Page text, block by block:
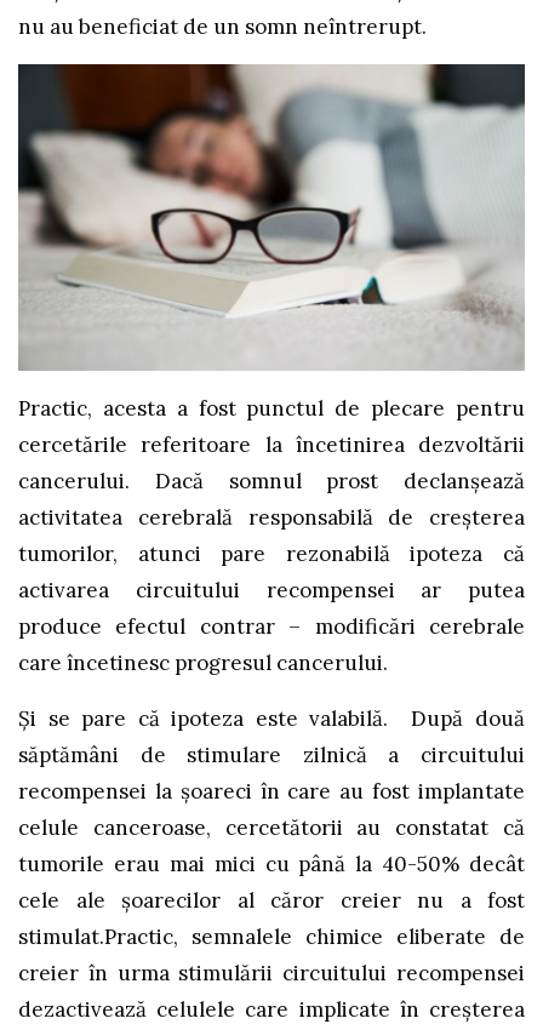
nu au beneficiat de un somn neîntrerupt.
Practic, acesta a fost punctul de plecare pentru
cercetările referitoare la încetinirea dezvoltării
cancerului. Dacă somnul prost declanșează
activitatea cerebrală responsabilă de creșterea
tumorilor, atunci pare rezonabilă ipoteza că
activarea circuitului recompensei ar putea
produce efectul contrar – modificări cerebrale
care încetinesc progresul cancerului.
Și se pare că ipoteza este valabilă. După două
săptămâni de stimulare zilnică a circuitului
recompensei la șoareci în care au fost implantate
celule canceroase, cercetătorii au constatat că
tumorile erau mai mici cu până la 40-50% decât
cele ale șoarecilor al căror creier nu a fost
stimulat.Practic, semnalele chimice eliberate de
creier în urma stimulării circuitului recompensei
dezactivează celulele care implicate în creșterea